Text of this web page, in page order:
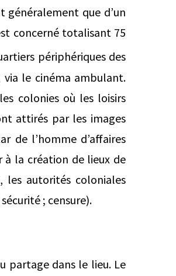
généralement que d’un
concerné totalisant 75
périphériques des
via le cinéma ambulant.
colonies où les loisirs
attirés par les images
de l’homme d’affaires
à la création de lieux de
les autorités coloniales
; censure).
partage dans le lieu. Le